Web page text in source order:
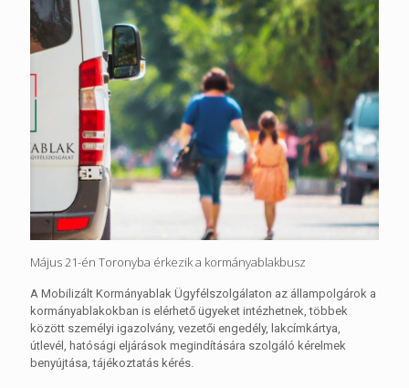
Május 21-én Toronyba érkezik a kormányablakbusz
A Mobilizált Kormányablak Ügyfélszolgálaton az állampolgárok a
kormányablakokban is elérhető ügyeket intézhetnek, többek
között személyi igazolvány, vezetői engedély, lakcímkártya,
útlevél, hatósági eljárások megindítására szolgáló kérelmek
benyújtása, tájékoztatás kérés.